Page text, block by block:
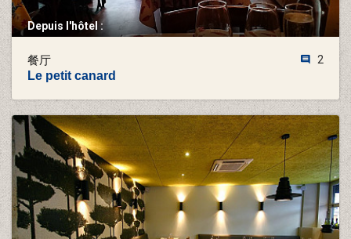
Depuis l'hôtel :
2
餐厅
Le petit canard